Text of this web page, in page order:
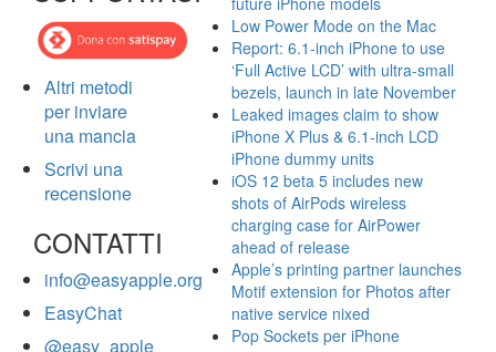
Altri metodi
per inviare
una mancia
Scrivi una
recensione
CONTATTI
info@easyapple.org
EasyChat
@easy_apple
Low Power Mode on the Mac
Report: 6.1-inch iPhone to use
‘Full Active LCD’ with ultra-small
bezels, launch in late November
Leaked images claim to show
iPhone X Plus & 6.1-inch LCD
iPhone dummy units
iOS 12 beta 5 includes new
shots of AirPods wireless
charging case for AirPower
ahead of release
Apple’s printing partner launches
Motif extension for Photos after
native service nixed
Pop Sockets per iPhone